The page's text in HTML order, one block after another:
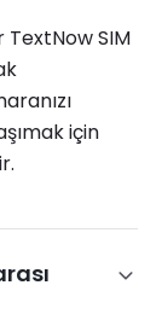
TextNow SIM
için